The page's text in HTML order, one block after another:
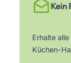
Kein
Erhalte
Küchen-